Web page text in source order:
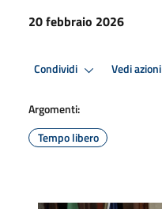
20 febbraio 2026
Condividi Vedi azioni
Argomenti:
Tempo libero